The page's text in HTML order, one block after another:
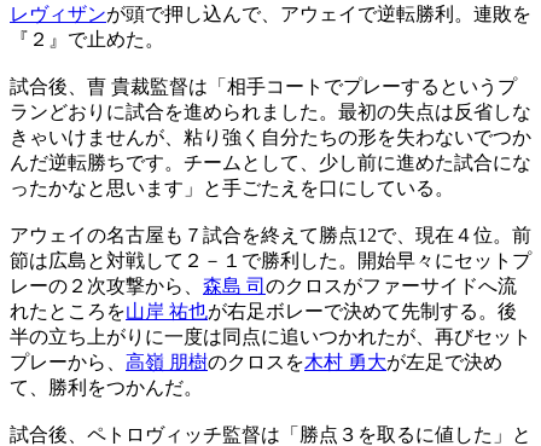
レヴィザンが頭で押し込んで、アウェイで逆転勝利。連敗を
『２』で止めた。
試合後、曺 貴裁監督は「相手コートでプレーするというプ
ランどおりに試合を進められました。最初の失点は反省しな
きゃいけませんが、粘り強く自分たちの形を失わないでつか
んだ逆転勝ちです。チームとして、少し前に進めた試合にな
ったかなと思います」と手ごたえを口にしている。
アウェイの名古屋も７試合を終えて勝点12で、現在４位。前
節は広島と対戦して２－１で勝利した。開始早々にセットプ
レーの２次攻撃から、 森島 司 のクロスがファーサイドへ流
れたところを山岸 祐也が右足ボレーで決めて先制する。後
半の立ち上がりに一度は同点に追いつかれたが、再びセット
プレーから、 高嶺 朋樹のクロスを木村 勇大が左足で決め
て、勝利をつかんだ。
試合後、ペトロヴィッチ監督は「勝点３を取るに値した」と